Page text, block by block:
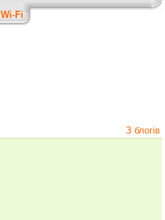
Wi-Fi
З блогів